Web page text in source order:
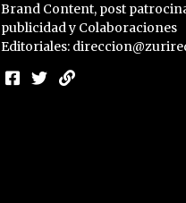
Brand Content, post
publicidad y Colaboraciones
Editoriales: